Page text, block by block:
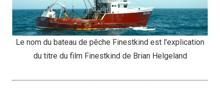
Le nom du bateau de pêche Finestkind est l'explication
du titre du film Finestkind de Brian Helgeland